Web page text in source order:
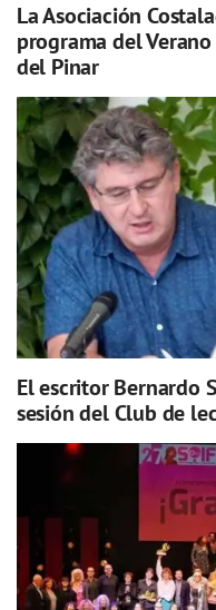
La Asociación
programa del
del Pinar
El escritor Bernardo
sesión del Club de